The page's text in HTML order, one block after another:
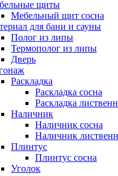
щиты
Мебельный щит сосна
для бани и сауны
Полог из липы
Термополог из липы
Дверь
Раскладка
Раскладка сосна
Раскладка
Наличник
Наличник сосна
Наличник
Плинтус
Плинтус сосна
Уголок